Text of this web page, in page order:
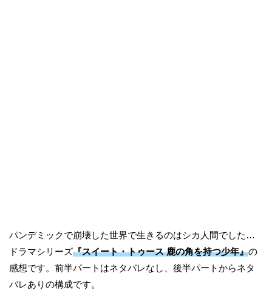
パンデミックで崩壊した世界で生きるのはシカ人間でした…
ドラマシリーズ『スイート・トゥース 鹿の角を持つ少年』の
感想です。前半パートはネタバレなし、後半パートからネタ
バレありの構成です。